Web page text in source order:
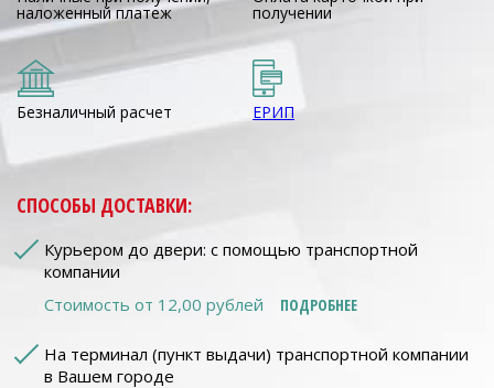
наложенный платеж получении
Безналичный расчет ЕРИП
СПОСОБЫ ДОСТАВКИ:
Курьером до двери: с помощью транспортной
компании
Стоимость от 12,00 рублей
ПОДРОБНЕЕ
На терминал (пункт выдачи) транспортной компании
в Вашем городе